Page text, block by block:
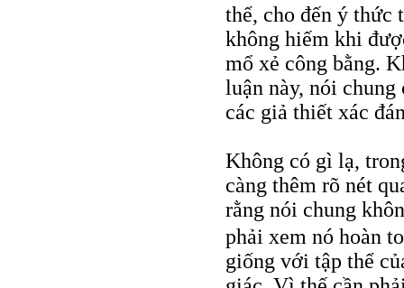
thể, cho đến ý thức
không hiếm khi
mổ xẻ công bằng.
luận này, nói chung
các giả thiết xác
Không có gì lạ,
càng thêm rõ nét
rằng nói chung
phải xem nó hoàn
giống với tập thể